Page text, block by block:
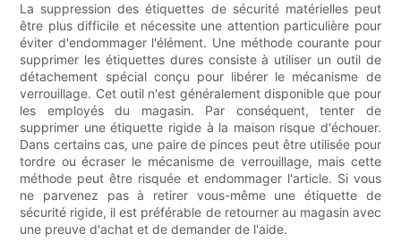
La suppression des étiquettes de sécurité matérielles peut
être plus difficile et nécessite une attention particulière pour
éviter d'endommager l'élément. Une méthode courante pour
supprimer les étiquettes dures consiste à utiliser un outil de
détachement spécial conçu pour libérer le mécanisme de
verrouillage. Cet outil n'est généralement disponible que pour
les employés du magasin. Par conséquent, tenter de
supprimer une étiquette rigide à la maison risque d'échouer.
Dans certains cas, une paire de pinces peut être utilisée pour
tordre ou écraser le mécanisme de verrouillage, mais cette
méthode peut être risquée et endommager l'article. Si vous
ne parvenez pas à retirer vous-même une étiquette de
sécurité rigide, il est préférable de retourner au magasin avec
une preuve d'achat et de demander de l'aide.